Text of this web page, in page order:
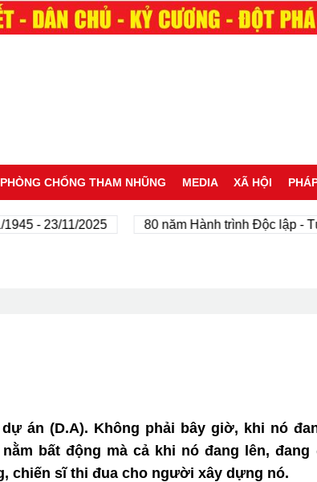
PHÒNG CHỐNG THAM NHŨNG MEDIA XÃ HỘI
- 23/11/2025 80 năm Hành trình Độc lập - Tự do
án (D.A). Không phải bây giờ, khi nó
bất động mà cả khi nó đang lên, đang
chiến sĩ thi đua cho người xây dựng nó.